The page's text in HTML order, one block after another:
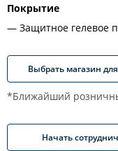
Покрытие
Защитное гелевое
Выбрать магазин
*Ближайший
Начать